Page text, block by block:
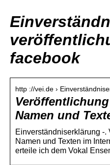
facebook
http ://vei.de ›
Namen und
Einverständniserklärung -.
Namen und Texten im
erteile ich dem Vokal